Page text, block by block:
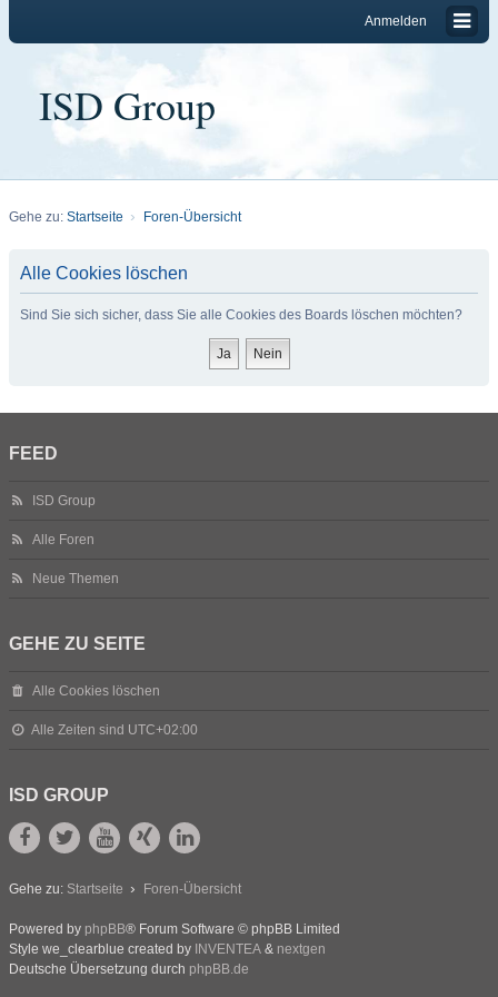
Anmelden
ISD Group
Gehe zu: Startseite Foren-Übersicht
Alle Cookies löschen
Sind Sie sich sicher, dass Sie alle Cookies des Boards löschen möchten?
FEED
ISD Group
Alle Foren
Neue Themen
GEHE ZU SEITE
Alle Cookies löschen
Alle Zeiten sind UTC+02:00
ISD GROUP
Gehe zu: Startseite Foren-Übersicht
Powered by phpBB® Forum Software © phpBB Limited
Style we_clearblue created by INVENTEA & nextgen
Deutsche Übersetzung durch phpBB.de